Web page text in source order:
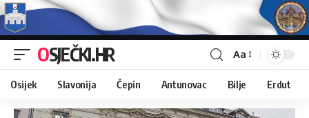
OSJEČKI.HR Aa
Osijek Slavonija Čepin Antunovac Bilje Erdut